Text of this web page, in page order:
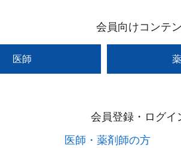
会員向けコンテ
医師
会員登録・ログイ
医師・薬剤師の方​